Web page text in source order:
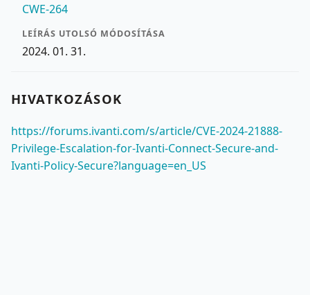
CWE-264
LEÍRÁS UTOLSÓ MÓDOSÍTÁSA
2024. 01. 31.
HIVATKOZÁSOK
https://forums.ivanti.com/s/article/CVE-2024-21888-
Privilege-Escalation-for-Ivanti-Connect-Secure-and-
Ivanti-Policy-Secure?language=en_US